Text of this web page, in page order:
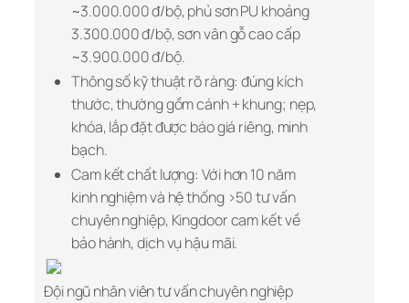
~3.000.000 đ/bộ, phủ sơn PU khoảng
3.300.000 đ/bộ, sơn vân gỗ cao cấp
~3.900.000 đ/bộ.
Thông số kỹ thuật rõ ràng:đúng kích
thước, thường gồm cánh + khung; nẹp,
khóa, lắp đặt được báo giá riêng, minh
bạch.
Cam kết chất lượng: Với hơn 10 năm
kinh nghiệm và hệ thống >50 tư vấn
chuyên nghiệp, Kingdoor cam kết về
bảo hành, dịch vụ hậu mãi.
Đội ngũ nhân viên tư vấn chuyên nghiệp